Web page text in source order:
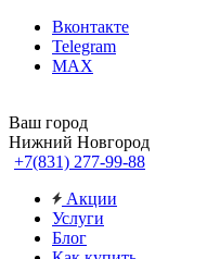
Вконтакте
Telegram
MAX
Ваш город
Нижний Новгород
+7(831) 277-99-88
Акции
Услуги
Блог